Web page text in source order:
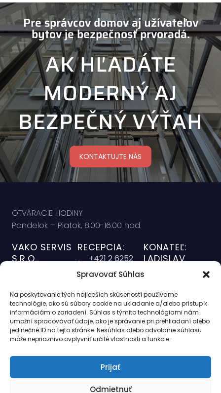
Spravovať Súhlas
Na poskytovanie tých najlepších skúseností používame
technológie, ako sú súbory cookie na ukladanie a/alebo prístup k
informáciám o zariadení. Súhlas s týmito technológiami nám
umožní spracovávať údaje, ako je správanie pri prehliadaní alebo
jedinečné ID na tejto stránke. Nesúhlas alebo odvolanie súhlasu
môže nepriaznivo ovplyvniť určité vlastnosti a funkcie.
Prijať
Odmietnuť
Pre správcov domov aj užívateľov
bytov je bezpečnosť prvoradá.
AK HĽADÁTE
MODERNÝ AJ
BEZPEČNÝ VÝŤAH
KONTAKTUJTE NÁS
OTVÁRACIE HODINY
Pondelok – Piatok, 8.00-16.00 hod.
RECEPCIA:
+421 2 6252
5374
SERVISNÝ
DISPEČING
NON-STOP:
+421 2 6252
KONATEĽ:
LADISLAV
VARGA
007
RIADITEĽ
MONTÁŽÍ:
LADISLAV
VARGA ML.
VAKO SERVIS
S.R.O.,
851 03
Bratislava
IČO: 35 858 788
DIČ: